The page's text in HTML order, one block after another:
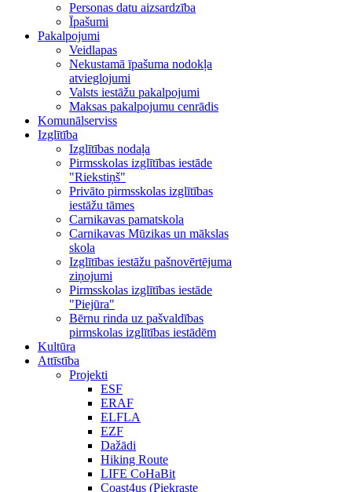
Personas datu aizsardzība
Īpašumi
Pakalpojumi
Veidlapas
Nekustamā īpašuma nodokļa
atvieglojumi
Valsts iestāžu pakalpojumi
Maksas pakalpojumu cenrādis
Komunālserviss
Izglītība
Izglītības nodaļa
Pirmsskolas izglītības iestāde
"Riekstiņš"
Privāto pirmsskolas izglītības
iestāžu tāmes
Carnikavas pamatskola
Carnikavas Mūzikas un mākslas
skola
Izglītības iestāžu pašnovērtējuma
ziņojumi
Pirmsskolas izglītības iestāde
"Piejūra"
Bērnu rinda uz pašvaldības
pirmskolas izglītības iestādēm
Kultūra
Attīstība
Projekti
ESF
ERAF
ELFLA
EZF
Dažādi
Hiking Route
LIFE CoHaBit
Coast4us (Piekraste